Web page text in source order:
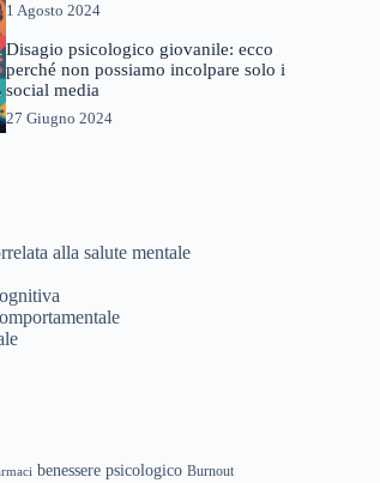
1 Agosto 2024
Disagio psicologico giovanile: ecco
perché non possiamo incolpare solo i
social media
27 Giugno 2024
alla salute mentale
benessere psicologico Burnout